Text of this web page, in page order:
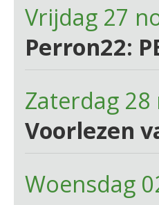
Vrijdag 27
Perron22:
Zaterdag
Voorlezen
Woensdag